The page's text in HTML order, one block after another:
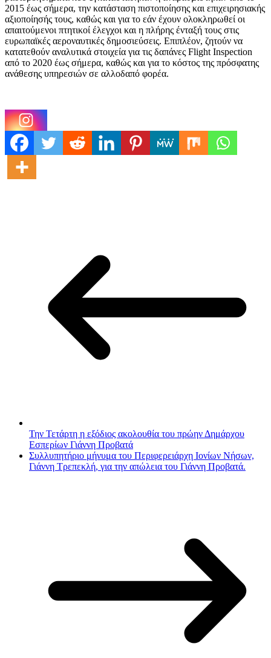
2015 έως σήμερα, την κατάσταση πιστοποίησης και επιχειρησιακής
αξιοποίησής τους, καθώς και για το εάν έχουν ολοκληρωθεί οι
απαιτούμενοι πτητικοί έλεγχοι και η πλήρης ένταξή τους στις
ευρωπαϊκές αεροναυτικές δημοσιεύσεις. Επιπλέον, ζητούν να
κατατεθούν αναλυτικά στοιχεία για τις δαπάνες Flight Inspection
από το 2020 έως σήμερα, καθώς και για το κόστος της πρόσφατης
ανάθεσης υπηρεσιών σε αλλοδαπό φορέα.
Την Τετάρτη η εξόδιος ακολουθία του πρώην Δημάρχου
Εσπερίων Γιάννη Προβατά
Συλλυπητήριο μήνυμα του Περιφερειάρχη Ιονίων Νήσων,
Γιάννη Τρεπεκλή, για την απώλεια του Γιάννη Προβατά.